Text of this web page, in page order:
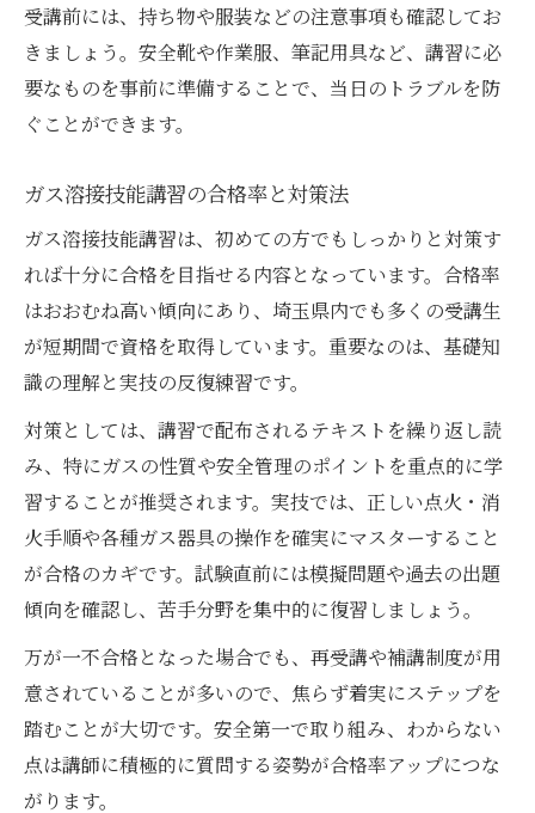
受講前には、持ち物や服装などの注意事項も確認してお
きましょう。安全靴や作業服、筆記用具など、講習に必
要なものを事前に準備することで、当日のトラブルを防
ぐことができます。
ガス溶接技能講習の合格率と対策法
ガス溶接技能講習は、初めての方でもしっかりと対策す
れば十分に合格を目指せる内容となっています。合格率
はおおむね高い傾向にあり、埼玉県内でも多くの受講生
が短期間で資格を取得しています。重要なのは、基礎知
識の理解と実技の反復練習です。
対策としては、講習で配布されるテキストを繰り返し読
み、特にガスの性質や安全管理のポイントを重点的に学
習することが推奨されます。実技では、正しい点火・消
火手順や各種ガス器具の操作を確実にマスターすること
が合格のカギです。試験直前には模擬問題や過去の出題
傾向を確認し、苦手分野を集中的に復習しましょう。
万が一不合格となった場合でも、再受講や補講制度が用
意されていることが多いので、焦らず着実にステップを
踏むことが大切です。安全第一で取り組み、わからない
点は講師に積極的に質問する姿勢が合格率アップにつな
がります。